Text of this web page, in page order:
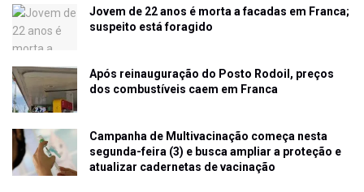
Jovem de 22 anos é morta a facadas em Franca;
suspeito está foragido
Após reinauguração do Posto Rodoil, preços
dos combustíveis caem em Franca
Campanha de Multivacinação começa nesta
segunda-feira (3) e busca ampliar a proteção e
atualizar cadernetas de vacinação